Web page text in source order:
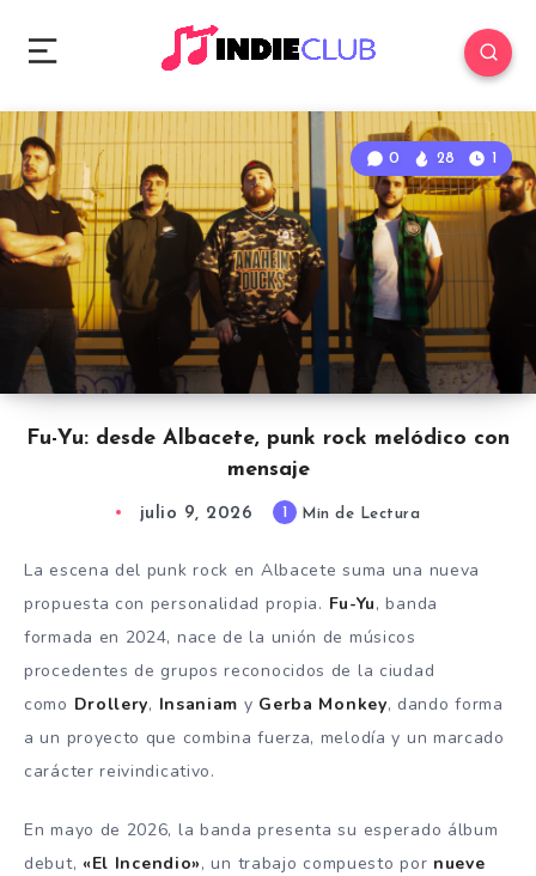
Fu-Yu: desde Albacete, punk rock melódico con
mensaje
0 28 1
julio 9, 2026 Min de Lectura
La escena del punk rock en Albacete suma una nueva
propuesta con personalidad propia. Fu-Yu, banda
formada en 2024, nace de la unión de músicos
procedentes de grupos reconocidos de la ciudad
como Drollery, Insaniam y Gerba Monkey, dando forma
a un proyecto que combina fuerza, melodía y un marcado
carácter reivindicativo.
En mayo de 2026, la banda presenta su esperado álbum
debut, «El Incendio», un trabajo compuesto por nueve